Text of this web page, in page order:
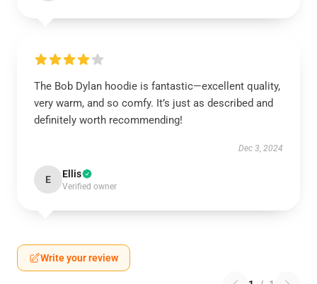
The Bob Dylan hoodie is fantastic—excellent quality,
very warm, and so comfy. It’s just as described and
definitely worth recommending!
Dec 3, 2024
E Ellis
Verified owner
Write your review